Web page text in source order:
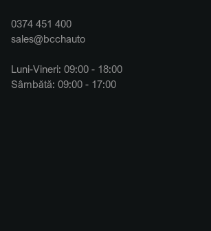
0374 451 400
sales@bcchauto
Luni-Vineri: 09:00 - 18:00
Sâmbătă: 09:00 - 17:00